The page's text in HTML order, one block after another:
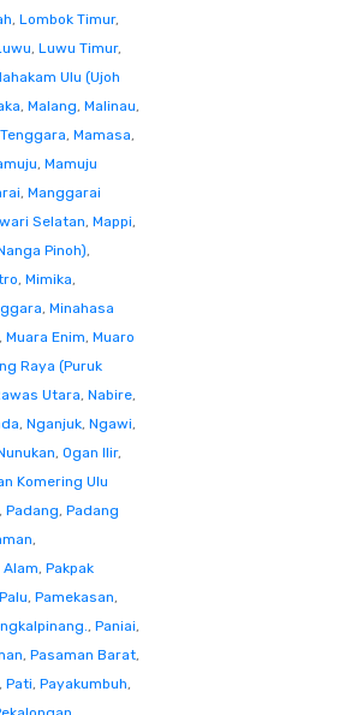
, Lombok Timur,
, Luwu Timur,
Ulu (Ujoh
, Malang, Malinau,
, Mamasa,
, Mamuju
, Manggarai
Selatan, Mappi,
Pinoh),
, Mimika,
, Minahasa
, Muara Enim, Muaro
Raya (Puruk
Utara, Nabire,
, Nganjuk, Ngawi,
, Ogan Ilir,
Komering Ulu
, Padang, Padang
,
Alam, Pakpak
Palu, Pamekasan,
, Paniai,
, Pasaman Barat,
, Pati, Payakumbuh,